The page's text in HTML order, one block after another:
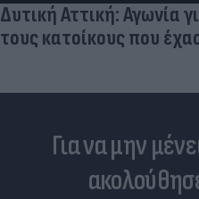
Δυτική Αττική: Αγωνία
τους κατοίκους που
Για να μην